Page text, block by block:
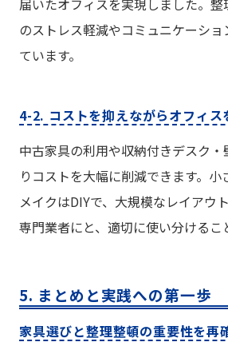
届いたオフィスを実現しました。
のストレス軽減やコミュニケーショ
ています。
4-2. コストを抑えながらオフィス
中古家具の利用や収納付きデスク
りコストを大幅に削減できます。小
メイクはDIYで、大規模なレイアウ
専門業者にと、適切に使い分けるこ
5. まとめと実践への第一歩
家具選びと整理整頓の重要性を再